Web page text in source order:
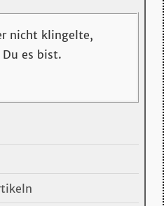
nicht klingelte,
es bist.